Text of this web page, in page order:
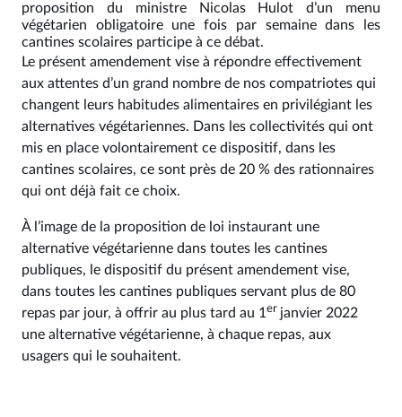
proposition du ministre Nicolas Hulot d’un menu
végétarien obligatoire une fois par semaine dans les
cantines scolaires participe à ce débat.
Le présent amendement vise à répondre effectivement
aux attentes d’un grand nombre de nos compatriotes qui
changent leurs habitudes alimentaires en privilégiant les
alternatives végétariennes. Dans les collectivités qui ont
mis en place volontairement ce dispositif, dans les
cantines scolaires, ce sont près de 20 % des rationnaires
qui ont déjà fait ce choix.
À l’image de la proposition de loi instaurant une
alternative végétarienne dans toutes les cantines
publiques, le dispositif du présent amendement vise,
dans toutes les cantines publiques servant plus de 80
repas par jour, à offrir au plus tard au 1 er janvier 2022
une alternative végétarienne, à chaque repas, aux
usagers qui le souhaitent.